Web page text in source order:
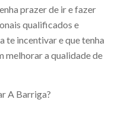
prazer de ir e fazer
qualificados e
te incentivar e que tenha
melhorar a qualidade de
A Barriga?